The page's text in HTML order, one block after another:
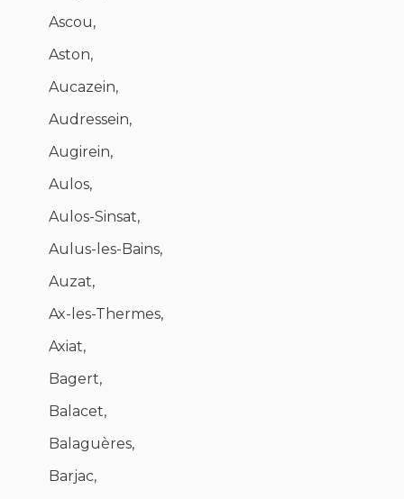
Ascou,
Aston,
Aucazein,
Audressein,
Augirein,
Aulos,
Aulos-Sinsat,
Aulus-les-Bains,
Auzat,
Ax-les-Thermes,
Axiat,
Bagert,
Balacet,
Balaguères,
Barjac,